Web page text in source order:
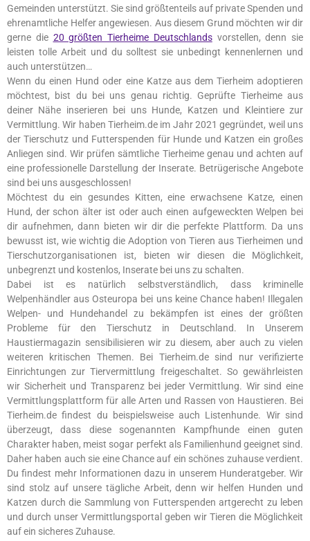
Gemeinden unterstützt. Sie sind größtenteils auf private Spenden und
ehrenamtliche Helfer angewiesen. Aus diesem Grund möchten wir dir
gerne die 20 größten Tierheime Deutschlandsvorstellen, denn sie
leisten tolle Arbeit und du solltest sie unbedingt kennenlernen und
auch unterstützen…
Wenn du einen Hund oder eine Katze aus dem Tierheim adoptieren
möchtest, bist du bei uns genau richtig. Geprüfte Tierheime aus
deiner Nähe inserieren bei uns Hunde, Katzen und Kleintiere zur
Vermittlung. Wir haben Tierheim.de im Jahr 2021 gegründet, weil uns
der Tierschutz und Futterspenden für Hunde und Katzen ein großes
Anliegen sind. Wir prüfen sämtliche Tierheime genau und achten auf
eine professionelle Darstellung der Inserate. Betrügerische Angebote
sind bei uns ausgeschlossen!
Möchtest du ein gesundes Kitten, eine erwachsene Katze, einen
Hund, der schon älter ist oder auch einen aufgeweckten Welpen bei
dir aufnehmen, dann bieten wir dir die perfekte Plattform. Da uns
bewusst ist, wie wichtig die Adoption von Tieren aus Tierheimen und
Tierschutzorganisationen ist, bieten wir diesen die Möglichkeit,
unbegrenzt und kostenlos, Inserate bei uns zu schalten.
Dabei ist es natürlich selbstverständlich, dass kriminelle
Welpenhändler aus Osteuropa bei uns keine Chance haben! Illegalen
Welpen- und Hundehandel zu bekämpfen ist eines der größten
Probleme für den Tierschutz in Deutschland. In Unserem
Haustiermagazin sensibilisieren wir zu diesem, aber auch zu vielen
weiteren kritischen Themen. Bei Tierheim.de sind nur verifizierte
Einrichtungen zur Tiervermittlung freigeschaltet. So gewährleisten
wir Sicherheit und Transparenz bei jeder Vermittlung. Wir sind eine
Vermittlungsplattform für alle Arten und Rassen von Haustieren. Bei
Tierheim.de findest du beispielsweise auch Listenhunde. Wir sind
überzeugt, dass diese sogenannten Kampfhunde einen guten
Charakter haben, meist sogar perfekt als Familienhund geeignet sind.
Daher haben auch sie eine Chance auf ein schönes zuhause verdient.
Du findest mehr Informationen dazu in unserem Hunderatgeber. Wir
sind stolz auf unsere tägliche Arbeit, denn wir helfen Hunden und
Katzen durch die Sammlung von Futterspenden artgerecht zu leben
und durch unser Vermittlungsportal geben wir Tieren die Möglichkeit
auf ein sicheres Zuhause.